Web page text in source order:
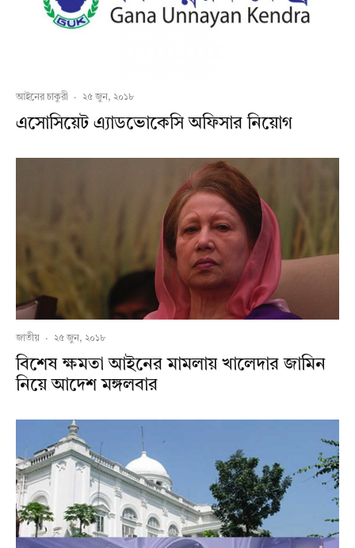
আইনের চাকুরী · ২৫ জুন, ২০১৮
এসোসিয়েট এ্যাডভোকেসি অফিসার নিয়োগ
জাতীয় · ২৫ জুন, ২০১৮
বিশেষ ক্ষমতা আইনের মামলায় খালেদার জামিন
নিয়ে আদেশ মঙ্গলবার